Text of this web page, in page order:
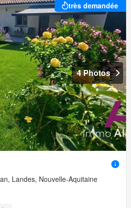
très demandée
4 Photos
Landes, Nouvelle-Aquitaine